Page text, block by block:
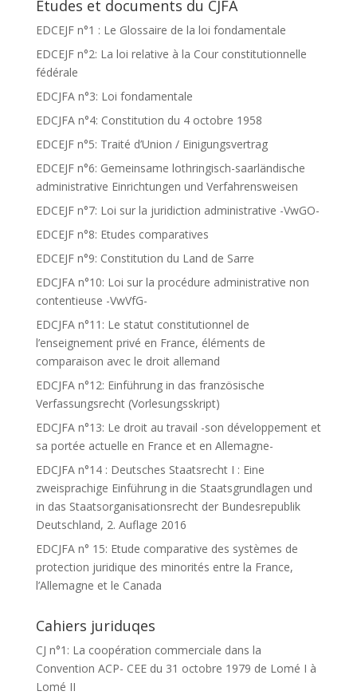
Etudes et documents du CJFA
EDCEJF n°1 : Le Glossaire de la loi fondamentale
EDCEJF n°2: La loi relative à la Cour constitutionnelle
fédérale
EDCJFA n°3: Loi fondamentale
EDCJFA n°4: Constitution du 4 octobre 1958
EDCEJF n°5: Traité d’Union / Einigungsvertrag
EDCEJF n°6: Gemeinsame lothringisch-saarländische
administrative Einrichtungen und Verfahrensweisen
EDCEJF n°7: Loi sur la juridiction administrative -VwGO-
EDCEJF n°8: Etudes comparatives
EDCEJF n°9: Constitution du Land de Sarre
EDCJFA n°10: Loi sur la procédure administrative non
contentieuse -VwVfG-
EDCJFA n°11: Le statut constitutionnel de
l’enseignement privé en France, éléments de
comparaison avec le droit allemand
EDCJFA n°12: Einführung in das französische
Verfassungsrecht (Vorlesungsskript)
EDCJFA n°13: Le droit au travail -son développement et
sa portée actuelle en France et en Allemagne-
EDCJFA n°14 : Deutsches Staatsrecht I : Eine
zweisprachige Einführung in die Staatsgrundlagen und
in das Staatsorganisationsrecht der Bundesrepublik
Deutschland, 2. Auflage 2016
EDCJFA n° 15: Etude comparative des systèmes de
protection juridique des minorités entre la France,
l’Allemagne et le Canada
Cahiers juriduqes
CJ n°1: La coopération commerciale dans la
Convention ACP- CEE du 31 octobre 1979 de Lomé I à
Lomé II